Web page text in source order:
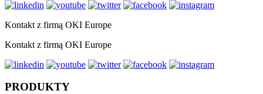
Kontakt z firmą OKI Europe
Kontakt z firmą OKI Europe
PRODUKTY